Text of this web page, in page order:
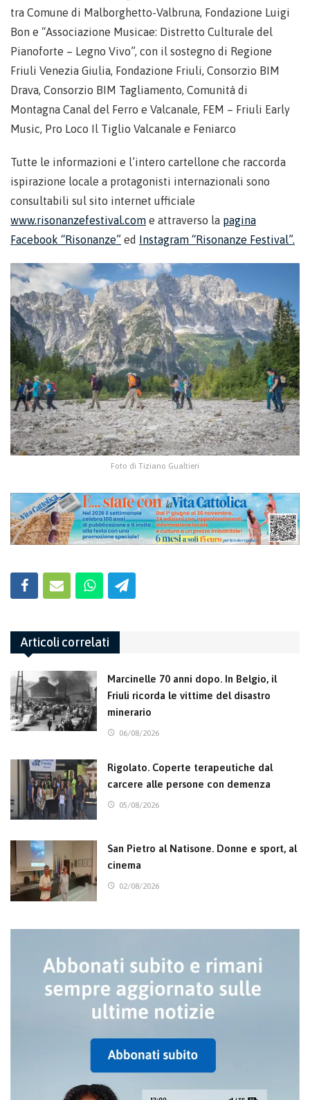
tra Comune di Malborghetto-Valbruna, Fondazione Luigi
Bon e “Associazione Musicae: Distretto Culturale del
Pianoforte – Legno Vivo”, con il sostegno di Regione
Friuli Venezia Giulia, Fondazione Friuli, Consorzio BIM
Drava, Consorzio BIM Tagliamento, Comunità di
Montagna Canal del Ferro e Valcanale, FEM – Friuli Early
Music, Pro Loco Il Tiglio Valcanale e Feniarco
Tutte le informazioni e l’intero cartellone che raccorda
ispirazione locale a protagonisti internazionali sono
consultabili sul sito internet ufficiale
www.risonanzefestival.com e attraverso la pagina
Facebook “Risonanze” ed Instagram “Risonanze Festival”.
Foto di Tiziano Gualtieri
Articoli correlati
Marcinelle 70 anni dopo. In Belgio, il
Friuli ricorda le vittime del disastro
minerario
06/08/2026
Rigolato. Coperte terapeutiche dal
carcere alle persone con demenza
05/08/2026
San Pietro al Natisone. Donne e sport, al
cinema
02/08/2026